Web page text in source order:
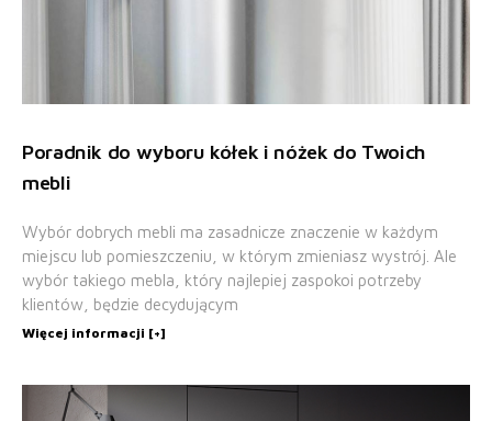
Poradnik do wyboru kółek i nóżek do Twoich
mebli
Wybór dobrych mebli ma zasadnicze znaczenie w każdym
miejscu lub pomieszczeniu, w którym zmieniasz wystrój. Ale
wybór takiego mebla, który najlepiej zaspokoi potrzeby
klientów, będzie decydującym
Więcej informacji [+]